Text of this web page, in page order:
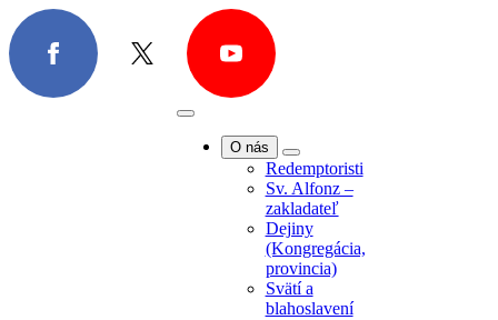
O nás
Redemptoristi
Sv. Alfonz –
zakladateľ
Dejiny
(Kongregácia,
provincia)
Svätí a
blahoslavení